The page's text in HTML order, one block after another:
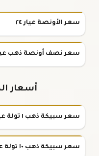
سعر الأونصة عيار ٢٤
سعر نصف أونصة ذهب عيار
أسعار
سعر سبيكة ذهب ١ تولة عيار ٢٤
سعر سبيكة ذهب ١٠ تولة عيار ٢٤